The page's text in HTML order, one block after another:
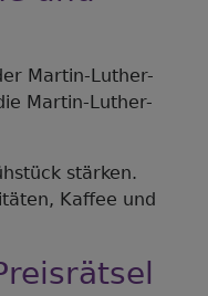
Martin-Luther-
Martin-Luther-
stärken.
Kaffee und